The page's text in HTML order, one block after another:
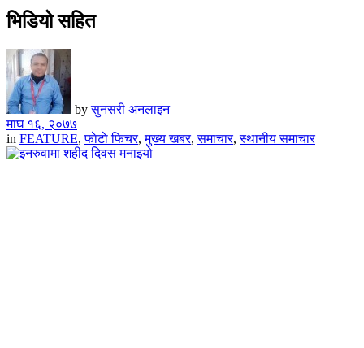
भिडियो सहित
by सुनसरी अनलाइन
माघ १६, २०७७
in FEATURE,फाेटाे फिचर,मुख्य खबर,समाचार,स्थानीय समाचार